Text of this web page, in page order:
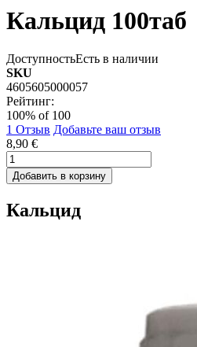
Кальцид 100таб
ДоступностьЕсть в наличии
SKU
4605605000057
Рейтинг:
100% of 100
1 Отзыв Добавьте ваш отзыв
8,90 €
Добавить в корзину
Кальцид